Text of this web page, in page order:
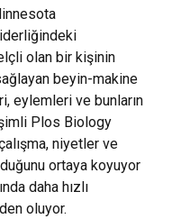
olan bir kişinin
beyin-makine
eylemleri ve bunların
Plos Biology
niyetler ve
ortaya koyuyor
daha hızlı
oluyor.